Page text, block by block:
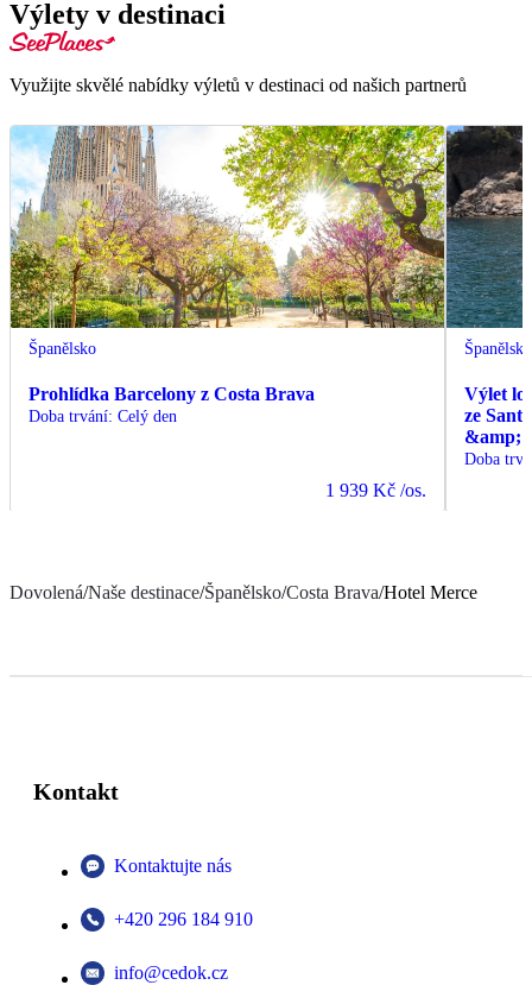
Výlety v destinaci
Využijte skvělé nabídky výletů v destinaci od našich partnerů
Španělsko
Prohlídka Barcelony z Costa Brava
Doba trvání: Celý den
1 939 Kč /os.
Španělsko
Výlet
ze
&amp;
Doba
Dovolená/Naše destinace/Španělsko/Costa Brava/Hotel Merce
Kontakt
Kontaktujte nás
+420 296 184 910
info@cedok.cz